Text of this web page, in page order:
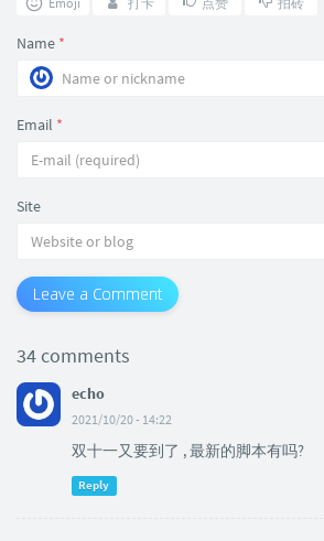
Name *
Email *
Site
Leave a Comment
34 comments
echo
2021/10/20 - 14:22
双十一又要到了 , 最新的脚本有吗?
Reply